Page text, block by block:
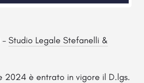
Studio Legale Stefanelli &
2024 è entrato in vigore il D.lgs.